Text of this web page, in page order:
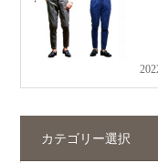
カテゴリー選択